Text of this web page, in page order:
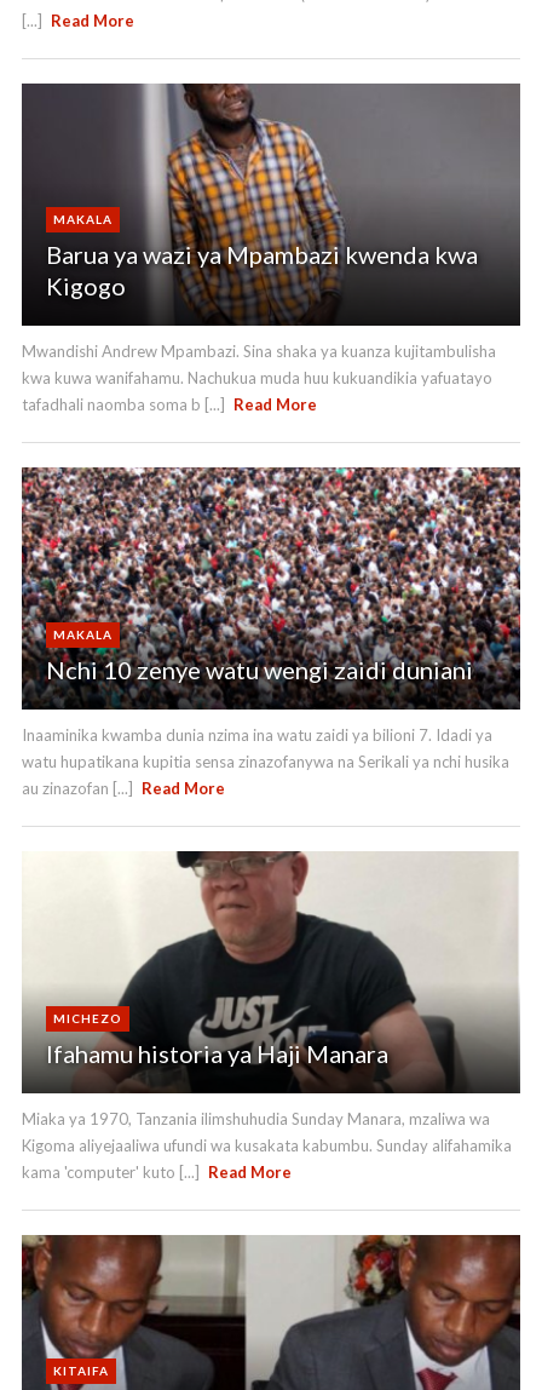
[...]
Read More
MAKALA
Barua ya wazi ya Mpambazi kwenda kwa
Kigogo
Mwandishi Andrew Mpambazi. Sina shaka ya kuanza kujitambulisha
kwa kuwa wanifahamu. Nachukua muda huu kukuandikia yafuatayo
tafadhali naomba soma b [...]
Read More
MAKALA
Nchi 10 zenye watu wengi zaidi duniani
Inaaminika kwamba dunia nzima ina watu zaidi ya bilioni 7. Idadi ya
watu hupatikana kupitia sensa zinazofanywa na Serikali ya nchi husika
au zinazofan [...]
Read More
MICHEZO
Ifahamu historia ya Haji Manara
Miaka ya 1970, Tanzania ilimshuhudia Sunday Manara, mzaliwa wa
Kigoma aliyejaaliwa ufundi wa kusakata kabumbu. Sunday alifahamika
kama 'computer' kuto [...]
Read More
KITAIFA